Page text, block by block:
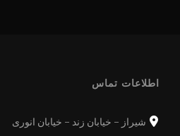
اطلاعات تماس
شیراز - خیابان زند - خیابان انوری